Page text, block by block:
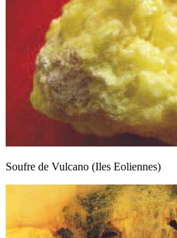
Soufre de Vulcano (Iles Eoliennes)